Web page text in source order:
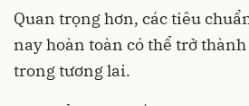
Quan trọng hơn, các tiêu
nay hoàn toàn có thể trở
trong tương lai.